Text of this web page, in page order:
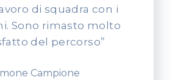
di squadra con i
Sono rimasto molto
del percorso”
Campione